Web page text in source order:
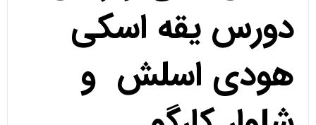
دورس یقه اسکی
هودی اسلش و